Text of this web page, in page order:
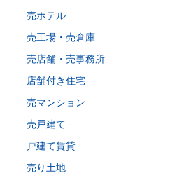
売ホテル
売工場・売倉庫
売店舗・売事務所
店舗付き住宅
売マンション
売戸建て
戸建て賃貸
売り土地